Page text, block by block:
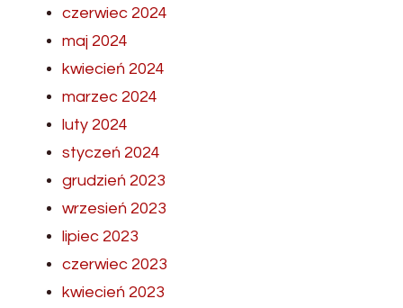
czerwiec 2024
maj 2024
kwiecień 2024
marzec 2024
luty 2024
styczeń 2024
grudzień 2023
wrzesień 2023
lipiec 2023
czerwiec 2023
kwiecień 2023